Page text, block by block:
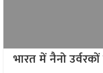
भारत में नैनो